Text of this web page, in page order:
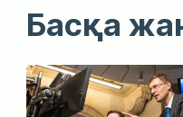
Басқа